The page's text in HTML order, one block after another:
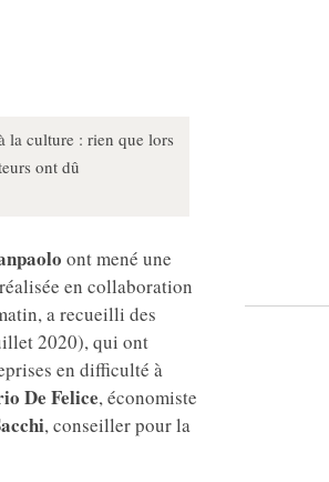
la culture : rien que lors
ont dû
ont mené une
en collaboration
a recueilli des
2020), qui ont
en difficulté à
De Felice, économiste
, conseiller pour la